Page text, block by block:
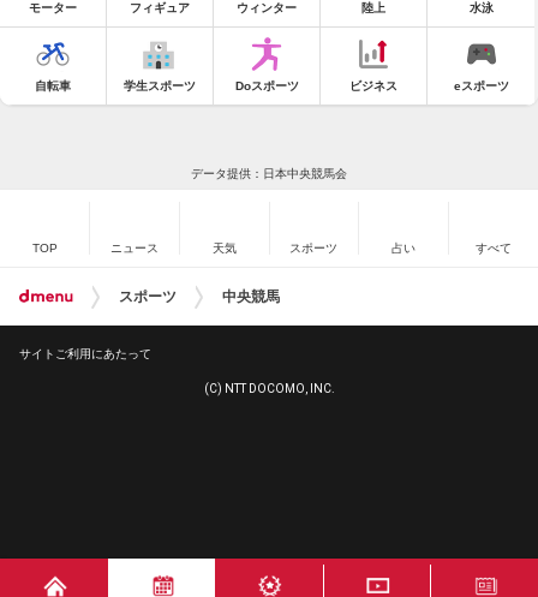
モーター フィギュア ウィンター 陸上 水泳
自転車 学生スポーツ Doスポーツ ビジネス eスポーツ
データ提供：日本中央競馬会
TOP ニュース 天気 スポーツ 占い すべて
スポーツ 中央競馬
サイトご利用にあたって
(C) NTT DOCOMO, INC.